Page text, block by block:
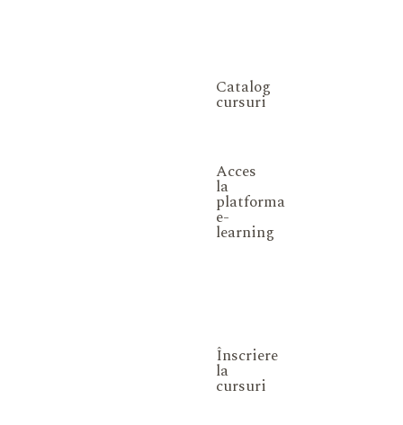
Catalog
cursuri
Acces
la
platforma
e-
learning
Înscriere
la
cursuri